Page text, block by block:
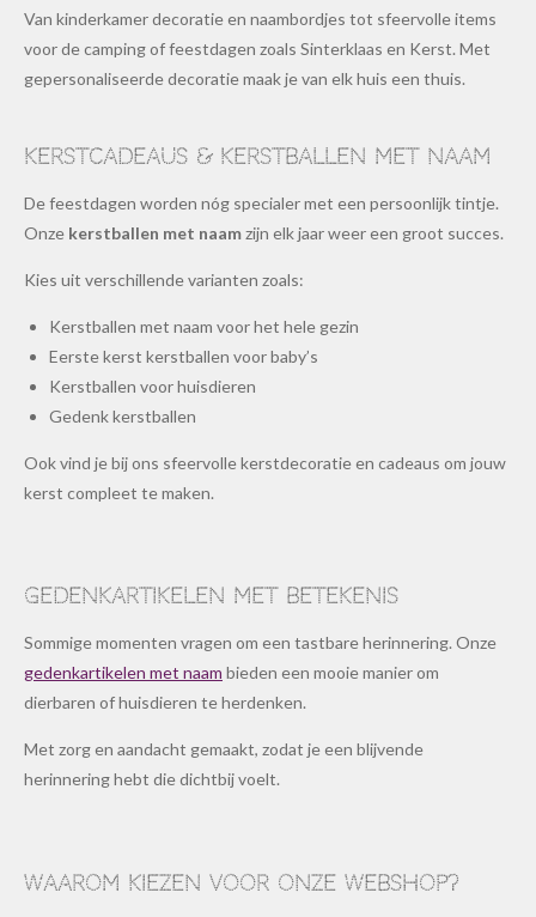
Van kinderkamer decoratie en naambordjes tot sfeervolle items
voor de camping of feestdagen zoals Sinterklaas en Kerst. Met
gepersonaliseerde decoratie maak je van elk huis een thuis.
Kerstcadeaus & kerstballen met naam
De feestdagen worden nóg specialer met een persoonlijk tintje.
Onze kerstballen met naamzijn elk jaar weer een groot succes.
Kies uit verschillende varianten zoals:
Kerstballen met naam voor het hele gezin
Eerste kerst kerstballen voor baby’s
Kerstballen voor huisdieren
Gedenk kerstballen
Ook vind je bij ons sfeervolle kerstdecoratie en cadeaus om jouw
kerst compleet te maken.
Gedenkartikelen met betekenis
Sommige momenten vragen om een tastbare herinnering. Onze
gedenkartikelen met naam bieden een mooie manier om
dierbaren of huisdieren te herdenken.
Met zorg en aandacht gemaakt, zodat je een blijvende
herinnering hebt die dichtbij voelt.
Waarom kiezen voor onze webshop?